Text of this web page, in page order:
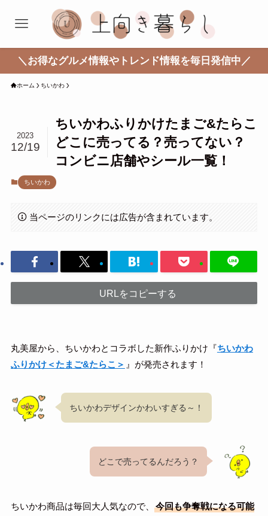
＼お得なグルメ情報やトレンド情報を毎日発信中／
ホーム ちいかわ
ちいかわふりかけたまご&たらこ
どこに売ってる？売ってない？
コンビニ店舗やシール一覧！
2023
12/19
ちいかわ
当ページのリンクには広告が含まれています。
URLをコピーする
丸美屋から、ちいかわとコラボした新作ふりかけ『ちいかわ
ふりかけ＜たまご&たらこ＞ 』が発売されます！
ちいかわデザインかわいすぎる～！
どこで売ってるんだろう？
ちいかわ商品は毎回大人気なので、
今回も争奪戦になる可能